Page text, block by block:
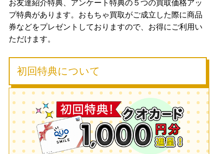
お友達紹介特典、アンケート特典の５つの買取価格アッ
プ特典があります。おもちゃ買取がご成立した際に商品
券などをプレゼントしておりますので、お得にご利用い
ただけます。
初回特典について